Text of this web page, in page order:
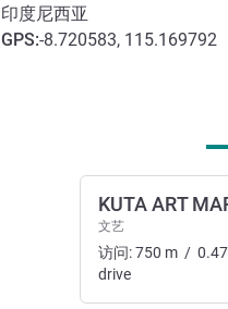
印度尼西亚
GPS:-8.720583, 115.169792
KUTA ART
文艺
访问:750 m / 0.47
drive